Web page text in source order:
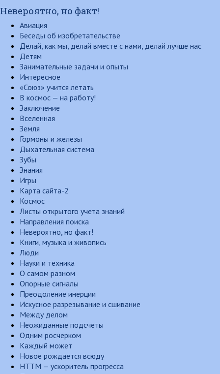
Невероятно, но факт!
Авиация
Беседы об изобретательстве
Делай, как мы, делай вместе с нами, делай лучше нас
Детям
Занимательные задачи и опыты
Интересное
«Союз» учится летать
В космос — на работу!
Заключение
Вселенная
Земля
Гормоны и железы
Дыхательная система
Зубы
Знания
Игры
Карта сайта-2
Космос
Листы открытого учета знаний
Направления поиска
Невероятно, но факт!
Книги, музыка и живопись
Люди
Науки и техника
О самом разном
Опорные сигналы
Преодоление инерции
Искусное разрезывание и сшивание
Между делом
Неожиданные подсчеты
Одним росчерком
Каждый может
Новое рождается всюду
НТТМ — ускоритель прогресса